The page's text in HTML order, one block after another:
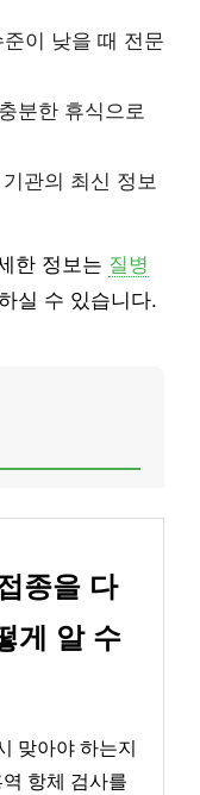
이 낮을 때 전문
분한 휴식으로
관의 최신 정보
한 정보는 질병
실 수 있습니다.
종을 다
게 알 수
맞아야 하는지
항체 검사를